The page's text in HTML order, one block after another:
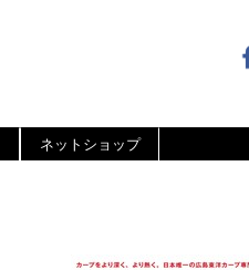
ネットショップ